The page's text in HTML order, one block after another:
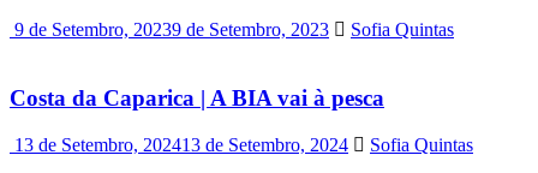
9 de Setembro, 20239 de Setembro, 2023 Sofia Quintas
Costa da Caparica | A BIA vai à pesca
13 de Setembro, 202413 de Setembro, 2024 Sofia Quintas